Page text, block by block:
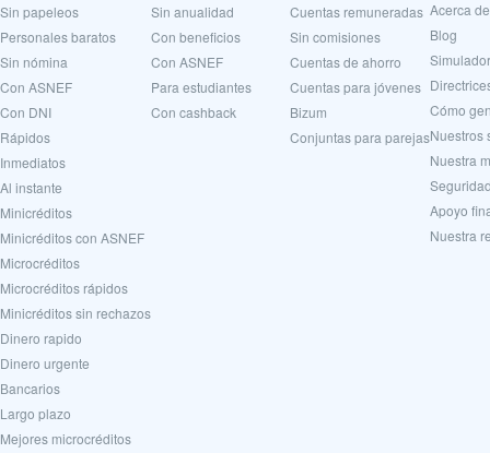
Sin papeleos
Personales baratos
Sin nómina
Con ASNEF
Con DNI
Rápidos
Inmediatos
Al instante
Minicréditos
Minicréditos con ASNEF
Microcréditos
Microcréditos rápidos
Minicréditos sin rechazos
Dinero rapido
Dinero urgente
Вancarios
Largo plazo
Mejores microcréditos
Sin anualidad
Con beneficios
Con ASNEF
Para estudiantes
Con cashback
Cuentas remuneradas
Sin comisiones
Cuentas de ahorro
Cuentas para jóvenes
Bizum
Conjuntas para parejas
Acerca
Blog
Cómo
Nuestros
Nuestra
Apoyo
Nuestra